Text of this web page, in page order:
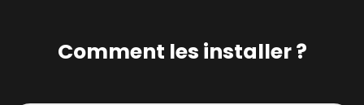
Comment les installer ?